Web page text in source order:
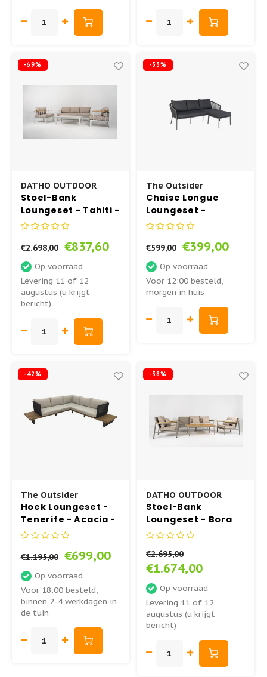
-69%
DATHO OUTDOOR
Stoel-Bank
Loungeset - Tahiti -
Datho Outdoor
€2.698,00 €837,60
Op voorraad
Levering 11 of 12
augustus (u krijgt
bericht)
-33%
The Outsider
Chaise Longue
Loungeset -
Limoges - Antraciet
Outsider
€599,00 €399,00
Op voorraad
Voor 12:00 besteld,
morgen in huis
-42%
The Outsider
Hoek Loungeset -
Tenerife - Acacia -
Aluminium -
Outsider
€1.195,00 €699,00
Op voorraad
Voor 18:00 besteld,
binnen 2-4 werkdagen in
de tuin
-38%
DATHO OUTDOOR
Stoel-Bank
Loungeset - Bora
Bora - Datho
€2.695,00
€1.674,00
Op voorraad
Levering 11 of 12
augustus (u krijgt
bericht)